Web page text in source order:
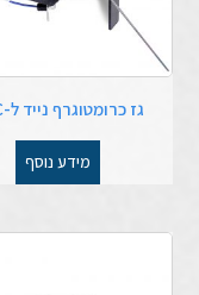
גז כרומטוגרף נייד ל-VOC
מידע נוסף